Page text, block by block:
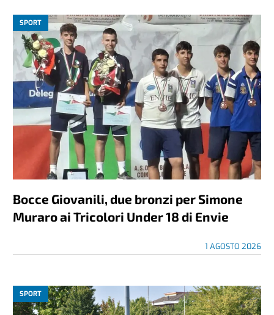
SPORT
Bocce Giovanili, due bronzi per Simone
Muraro ai Tricolori Under 18 di Envie
1 AGOSTO 2026
SPORT